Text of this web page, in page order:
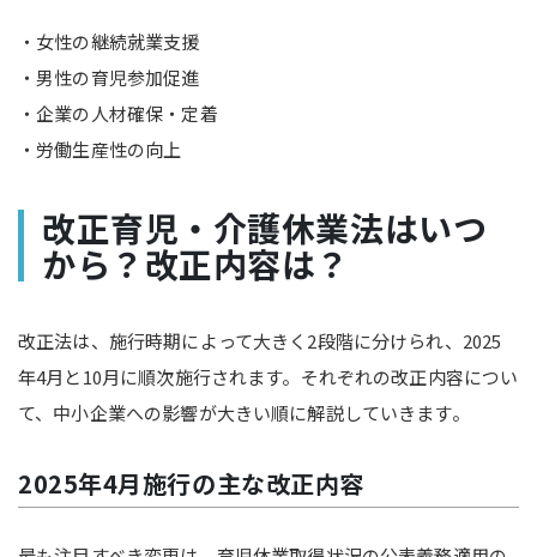
・女性の継続就業支援
・男性の育児参加促進
・企業の人材確保・定着
・労働生産性の向上
改正育児・介護休業法はいつ
から？改正内容は？
改正法は、施行時期によって大きく2段階に分けられ、2025
年4月と10月に順次施行されます。それぞれの改正内容につい
て、中小企業への影響が大きい順に解説していきます。
2025年4月施行の主な改正内容